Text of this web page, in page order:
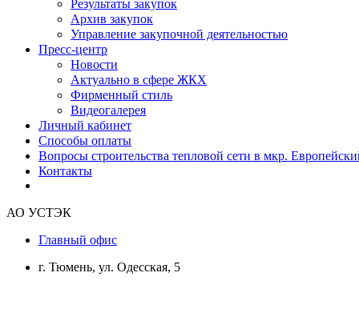
Результаты закупок
Архив закупок
Управление закупочной деятельностью
Пресс-центр
Новости
Актуально в сфере ЖКХ
Фирменный стиль
Видеогалерея
Личный кабинет
Способы оплаты
Вопросы строительства тепловой сети в мкр.
Контакты
АО УСТЭК
Главный офис
г. Тюмень, ул. Одесская, 5